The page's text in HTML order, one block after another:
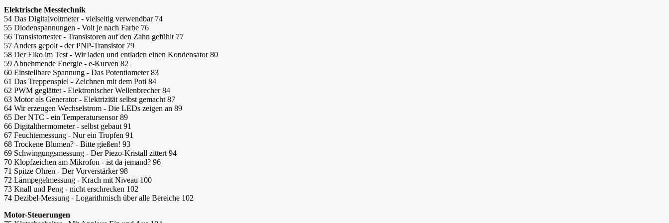
Elektrische Messtechnik
54 Das Digitalvoltmeter - vielseitig verwendbar 74
55 Diodenspannungen - Volt je nach Farbe 76
56 Transistortester - Transistoren auf den Zahn gefühlt 77
57 Anders gepolt - der PNP-Transistor 79
58 Der Elko im Test - Wir laden und entladen einen Kondensator 80
59 Abnehmende Energie - e-Kurven 82
60 Einstellbare Spannung - Das Potentiometer 83
61 Das Treppenspiel - Zeichnen mit dem Poti 84
62 PWM geglättet - Elektronischer Wellenbrecher 84
63 Motor als Generator - Elektrizität selbst gemacht 87
64 Wir erzeugen Wechselstrom - Die LEDs zeigen an 89
65 Der NTC - ein Temperatursensor 89
66 Digitalthermometer - selbst gebaut 91
67 Feuchtemessung - Nur ein Tropfen 91
68 Trockene Blumen? - Bitte gießen! 93
69 Schwingungsmessung - Der Piezo-Kristall zittert 94
70 Klopfzeichen am Mikrofon - ist da jemand? 96
71 Spitze Ohren - Der Vorverstärker 98
72 Lärmpegelmessung - Krach mit Niveau 100
73 Knall und Peng - nicht erschrecken 102
74 Dezibel-Messung - Logarithmisch über alle Bereiche 102
Motor-Steuerungen